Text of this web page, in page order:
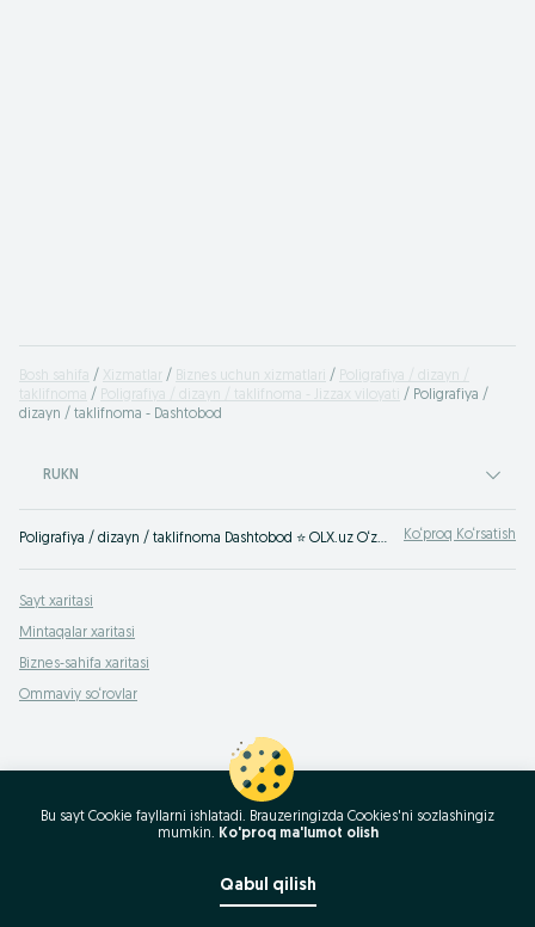
Bosh sahifa Xizmatlar Biznes uchun xizmatlari
Poligrafiya / dizayn /
taklifnoma
Poligrafiya / dizayn / taklifnoma - Jizzax viloyati
Poligrafiya /
dizayn / taklifnoma - Dashtobod
RUKN
Poligrafiya / dizayn / taklifnoma Dashtobod ⭐ OLX.uz O‘zbekiston e‘lonlar taxtasida tez va oson xizmatni topish yoki ko‘rsatish mumkin ✔️ Eng yaxshi xizmatni OLX.uzda toping! Ko‘proq Ko‘rsatish
Sayt xaritasi
Mintaqalar xaritasi
Biznes-sahifa xaritasi
Ommaviy so‘rovlar
Bu sayt Cookie fayllarni ishlatadi. Brauzeringizda Cookies'ni sozlashingiz
mumkin. Ko'proq ma'lumot olish
Qabul qilish